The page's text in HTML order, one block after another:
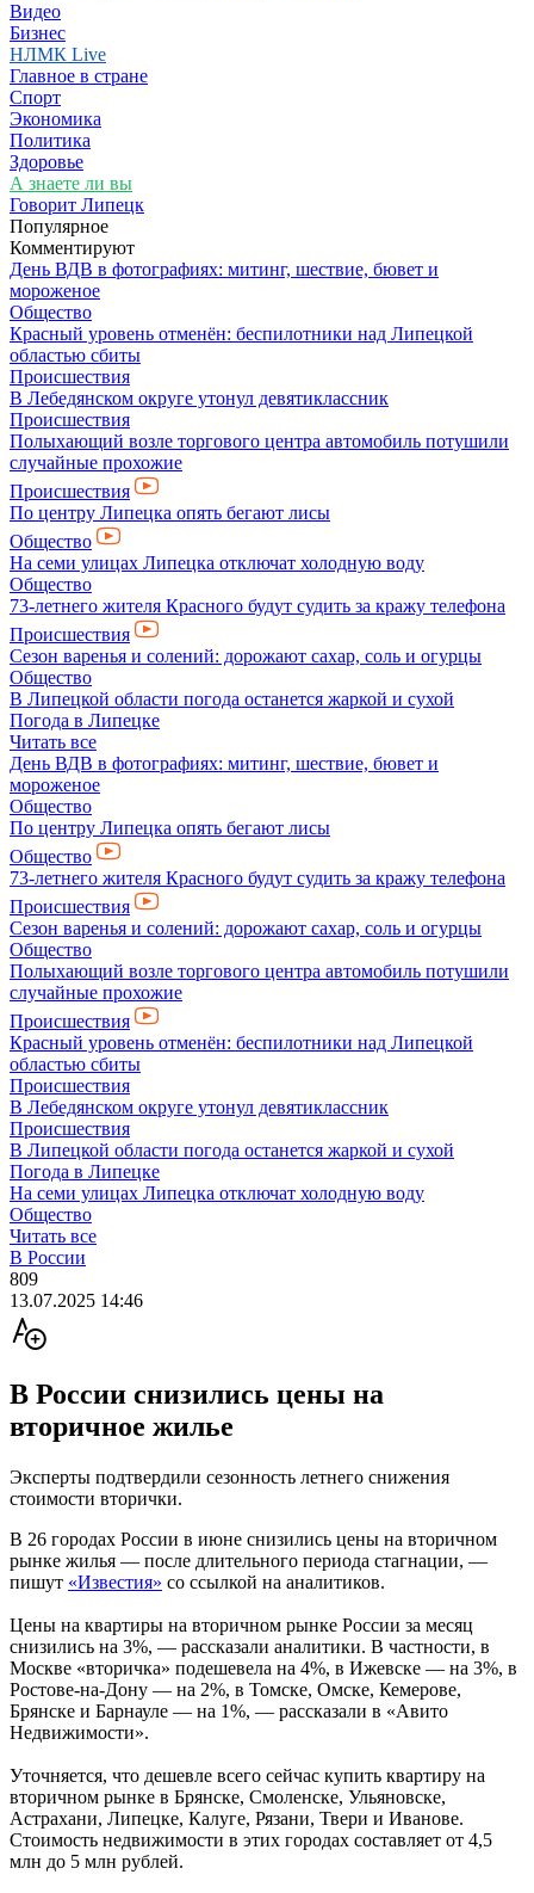
Видео
Бизнес
НЛМК Live
Главное в стране
Спорт
Экономика
Политика
Здоровье
А знаете ли вы
Говорит Липецк
Популярное
Комментируют
День ВДВ в фотографиях: митинг, шествие, бювет и
мороженое
Общество
Красный уровень отменён: беспилотники над Липецкой
областью сбиты
Происшествия
В Лебедянском округе утонул девятиклассник
Происшествия
Полыхающий возле торгового центра автомобиль потушили
случайные прохожие
Происшествия
По центру Липецка опять бегают лисы
Общество
На семи улицах Липецка отключат холодную воду
Общество
73-летнего жителя Красного будут судить за кражу телефона
Происшествия
Сезон варенья и солений: дорожают сахар, соль и огурцы
Общество
В Липецкой области погода останется жаркой и сухой
Погода в Липецке
Читать все
День ВДВ в фотографиях: митинг, шествие, бювет и
мороженое
Общество
По центру Липецка опять бегают лисы
Общество
73-летнего жителя Красного будут судить за кражу телефона
Происшествия
Сезон варенья и солений: дорожают сахар, соль и огурцы
Общество
Полыхающий возле торгового центра автомобиль потушили
случайные прохожие
Происшествия
Красный уровень отменён: беспилотники над Липецкой
областью сбиты
Происшествия
В Лебедянском округе утонул девятиклассник
Происшествия
В Липецкой области погода останется жаркой и сухой
Погода в Липецке
На семи улицах Липецка отключат холодную воду
Общество
Читать все
В России
809
13.07.2025 14:46
В России снизились цены на
вторичное жилье
Эксперты подтвердили сезонность летнего снижения
стоимости вторички.
В 26 городах России в июне снизились цены на вторичном
рынке жилья — после длительного периода стагнации, —
пишут «Известия» со ссылкой на аналитиков.
Цены на квартиры на вторичном рынке России за месяц
снизились на 3%, — рассказали аналитики. В частности, в
Москве «вторичка» подешевела на 4%, в Ижевске — на 3%, в
Ростове-на-Дону — на 2%, в Томске, Омске, Кемерове,
Брянске и Барнауле — на 1%, — рассказали в «Авито
Недвижимости».
Уточняется, что дешевле всего сейчас купить квартиру на
вторичном рынке в Брянске, Смоленске, Ульяновске,
Астрахани, Липецке, Калуге, Рязани, Твери и Иванове.
Стоимость недвижимости в этих городах составляет от 4,5
млн до 5 млн рублей.